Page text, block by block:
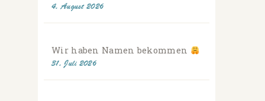
4. August 2026
Wir haben Namen bekommen
31. Juli 2026